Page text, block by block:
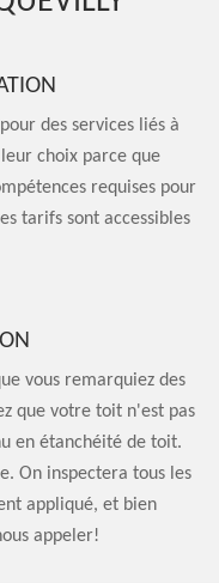
des services liés à
choix parce que
requises pour
tarifs sont accessibles
vous remarquiez des
que votre toit n'est pas
en étanchéité de toit.
On inspectera tous les
appliqué, et bien
appeler!